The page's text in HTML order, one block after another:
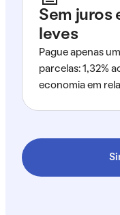
Sem juros
leves
Pague apenas
parcelas: 1,32%
economia em